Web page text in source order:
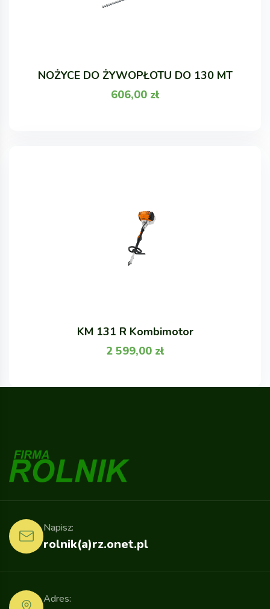
NOŻYCE DO ŻYWOPŁOTU DO 130 MT
606,00 zł
KM 131 R Kombimotor
2 599,00 zł
rolnik(a)rz.onet.pl
Napisz:
Adres: